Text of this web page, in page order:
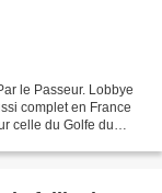
le Passeur. Lobbye
complet en France
celle du Golfe du